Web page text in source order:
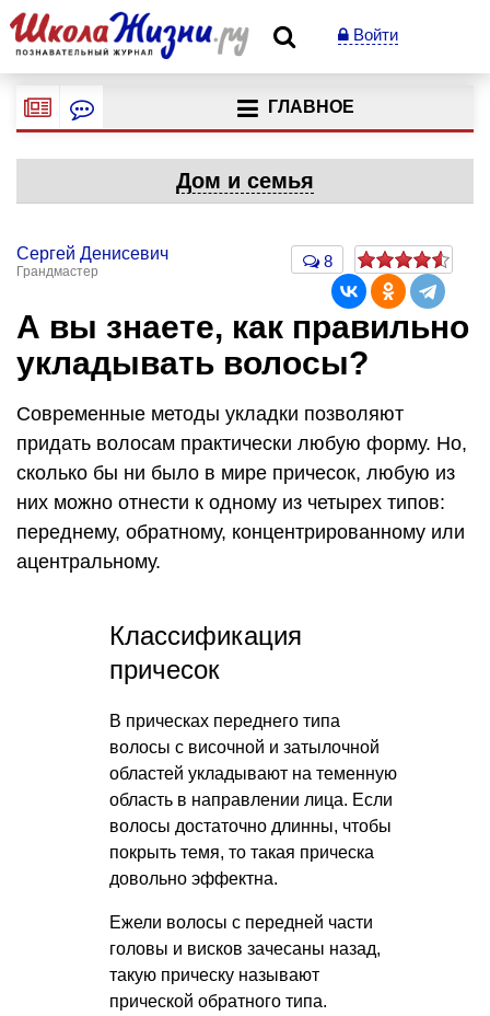
Войти
ГЛАВНОЕ
Дом и семья
Сергей Денисевич
Грандмастер
8
А вы знаете, как правильно
укладывать волосы?
Современные методы укладки позволяют
придать волосам практически любую форму. Но,
сколько бы ни было в мире причесок, любую из
них можно отнести к одному из четырех типов:
переднему, обратному, концентрированному или
ацентральному.
Классификация
причесок
В прическах переднего типа
волосы с височной и затылочной
областей укладывают на теменную
область в направлении лица. Если
волосы достаточно длинны, чтобы
покрыть темя, то такая прическа
довольно эффектна.
Ежели волосы с передней части
головы и висков зачесаны назад,
такую прическу называют
прической обратного типа.